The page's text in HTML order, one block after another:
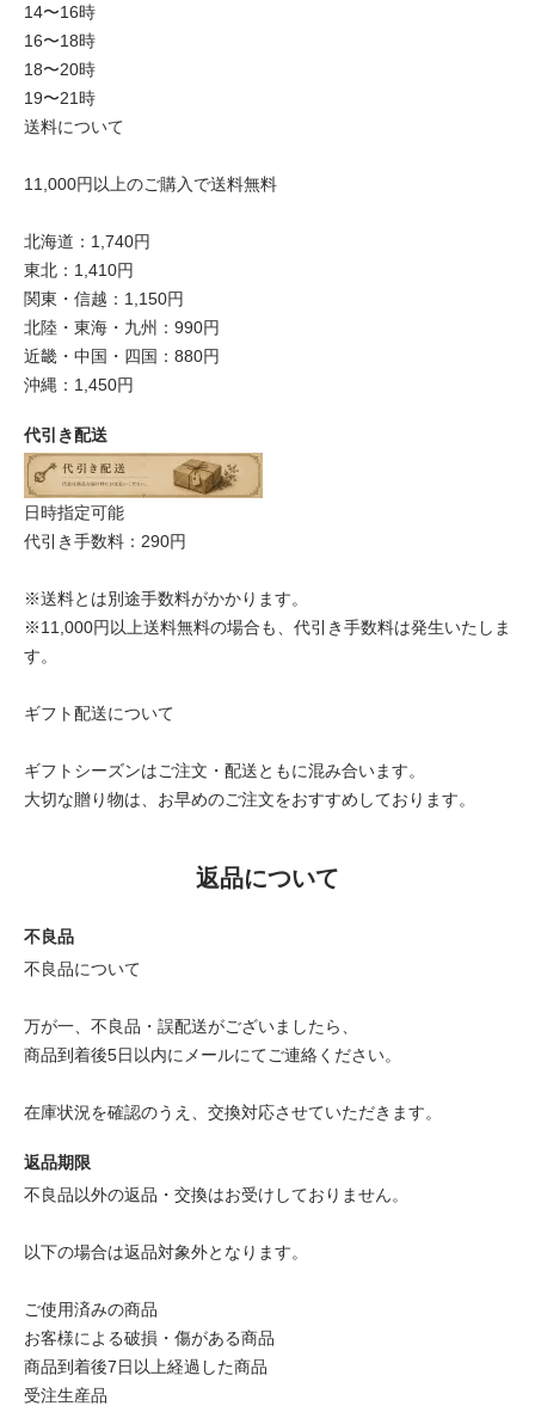
14〜16時
16〜18時
18〜20時
19〜21時
送料について
11,000円以上のご購入で送料無料
北海道：1,740円
東北：1,410円
関東・信越：1,150円
北陸・東海・九州：990円
近畿・中国・四国：880円
沖縄：1,450円
代引き配送
日時指定可能
代引き手数料：290円
※送料とは別途手数料がかかります。
※11,000円以上送料無料の場合も、代引き手数料は発生いたしま
す。
ギフト配送について
ギフトシーズンはご注文・配送ともに混み合います。
大切な贈り物は、お早めのご注文をおすすめしております。
返品について
不良品
不良品について
万が一、不良品・誤配送がございましたら、
商品到着後5日以内にメールにてご連絡ください。
在庫状況を確認のうえ、交換対応させていただきます。
返品期限
不良品以外の返品・交換はお受けしておりません。
以下の場合は返品対象外となります。
ご使用済みの商品
お客様による破損・傷がある商品
商品到着後7日以上経過した商品
受注生産品